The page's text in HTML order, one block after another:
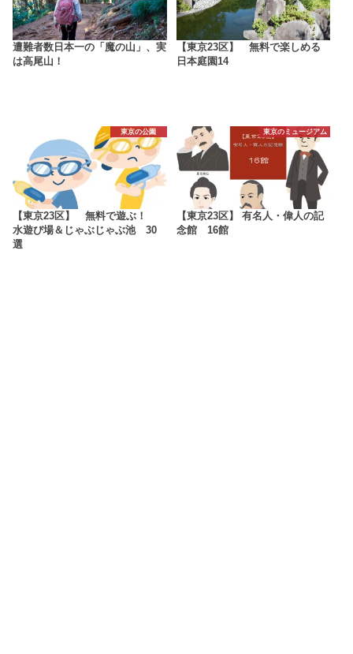
遭難者数日本一の「魔の山」、実
は高尾山！
【東京23区】 無料で楽しめる
日本庭園14
東京の公園
【東京23区】 無料で遊ぶ！
水遊び場＆じゃぶじゃぶ池 30
選
東京のミュージアム
【東京23区】 有名人・偉人の記
念館 16館